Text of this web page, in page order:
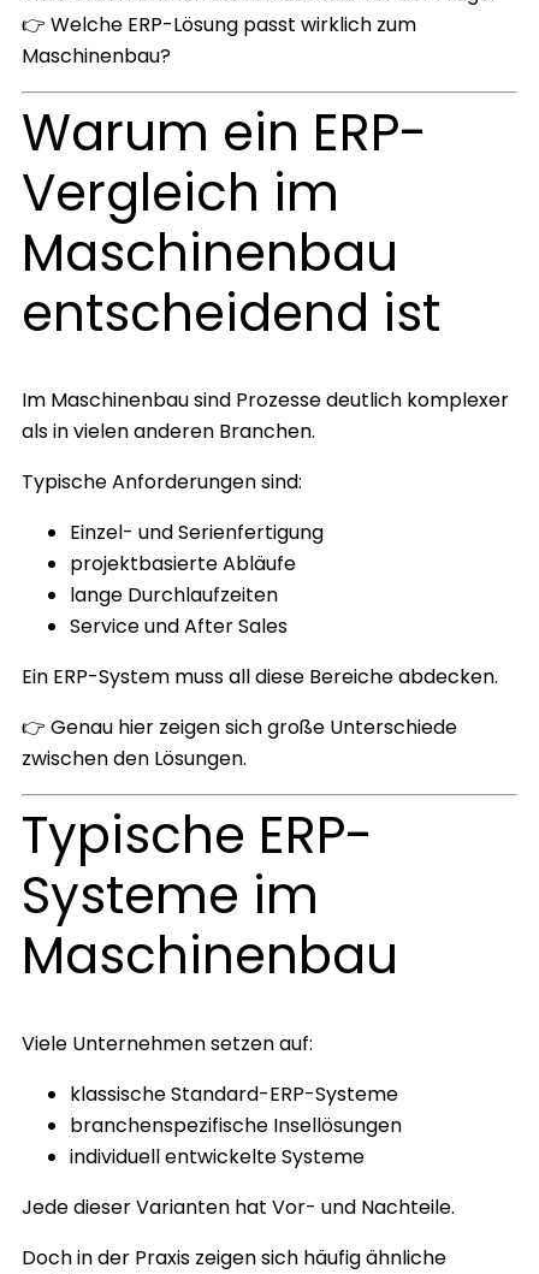
👉 Welche ERP-Lösung passt wirklich zum
Maschinenbau?
Warum ein ERP-
Vergleich im
Maschinenbau
entscheidend ist
Im Maschinenbau sind Prozesse deutlich komplexer
als in vielen anderen Branchen.
Typische Anforderungen sind:
Einzel- und Serienfertigung
projektbasierte Abläufe
lange Durchlaufzeiten
Service und After Sales
Ein ERP-System muss all diese Bereiche abdecken.
👉 Genau hier zeigen sich große Unterschiede
zwischen den Lösungen.
Typische ERP-
Systeme im
Maschinenbau
Viele Unternehmen setzen auf:
klassische Standard-ERP-Systeme
branchenspezifische Insellösungen
individuell entwickelte Systeme
Jede dieser Varianten hat Vor- und Nachteile.
Doch in der Praxis zeigen sich häufig ähnliche